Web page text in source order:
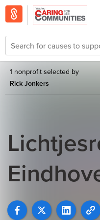
1 nonprofit selected by
Rick Jonkers